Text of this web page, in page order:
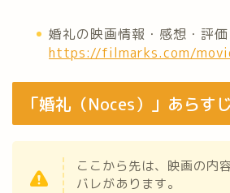
婚礼の映画情報・感想・評価
https://filmarks.com/
「婚礼（Noces）」あらす
ここから先は、映画の内
バレがあります。